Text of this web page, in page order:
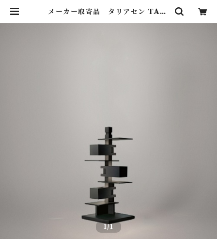
メーカー取寄品 タリアセン TALI
1/1